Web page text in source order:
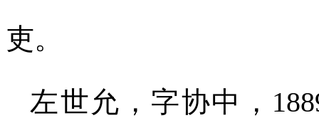
吏。
左世允，字协中，